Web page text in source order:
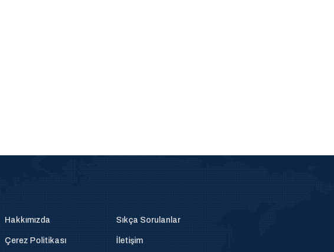
Hakkımızda
Çerez Politikası
Sıkça Sorulanlar
İletişim